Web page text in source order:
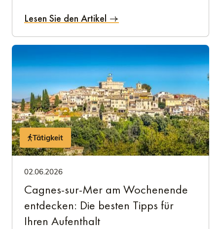
Lesen Sie den Artikel
Tätigkeit
02.06.2026
Cagnes-sur-Mer am Wochenende
entdecken: Die besten Tipps für
Ihren Aufenthalt